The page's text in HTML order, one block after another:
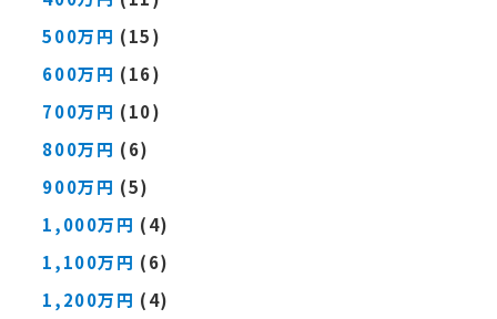
500万円 (15)
600万円 (16)
700万円 (10)
800万円 (6)
900万円 (5)
1,000万円 (4)
1,100万円 (6)
1,200万円 (4)